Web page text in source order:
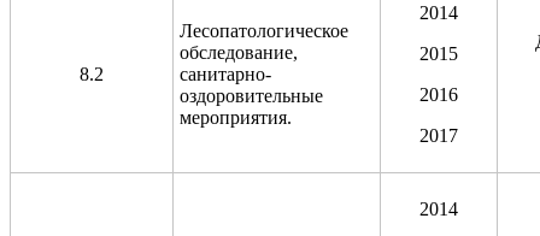
8.2
Лесопатологическое
обследование,
санитарно-
оздоровительные
мероприятия.
2014
2015
2016
2017
2014